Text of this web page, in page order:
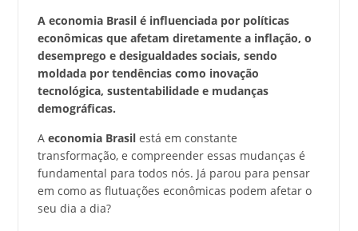
A economia Brasil é influenciada por políticas
econômicas que afetam diretamente a inflação, o
desemprego e desigualdades sociais, sendo
moldada por tendências como inovação
tecnológica, sustentabilidade e mudanças
demográficas.
A economia Brasilestá em constante
transformação, e compreender essas mudanças é
fundamental para todos nós. Já parou para pensar
em como as flutuações econômicas podem afetar o
seu dia a dia?